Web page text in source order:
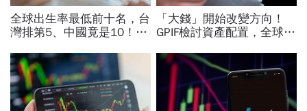
全球出生率最低前十名，台
灣排第5、中國竟是10！亞
經濟壓力成天然避孕藥？
「大錢」開始改變方向！
GPIF檢討資產配置，全球資